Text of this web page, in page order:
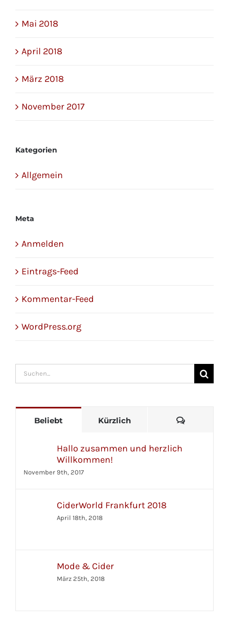
Mai 2018
April 2018
März 2018
November 2017
Kategorien
Allgemein
Meta
Anmelden
Eintrags-Feed
Kommentar-Feed
WordPress.org
Suche
Beliebt Kürzlich
Hallo zusammen und herzlich
Willkommen!
November 9th, 2017
CiderWorld Frankfurt 2018
April 18th, 2018
Mode & Cider
März 25th, 2018